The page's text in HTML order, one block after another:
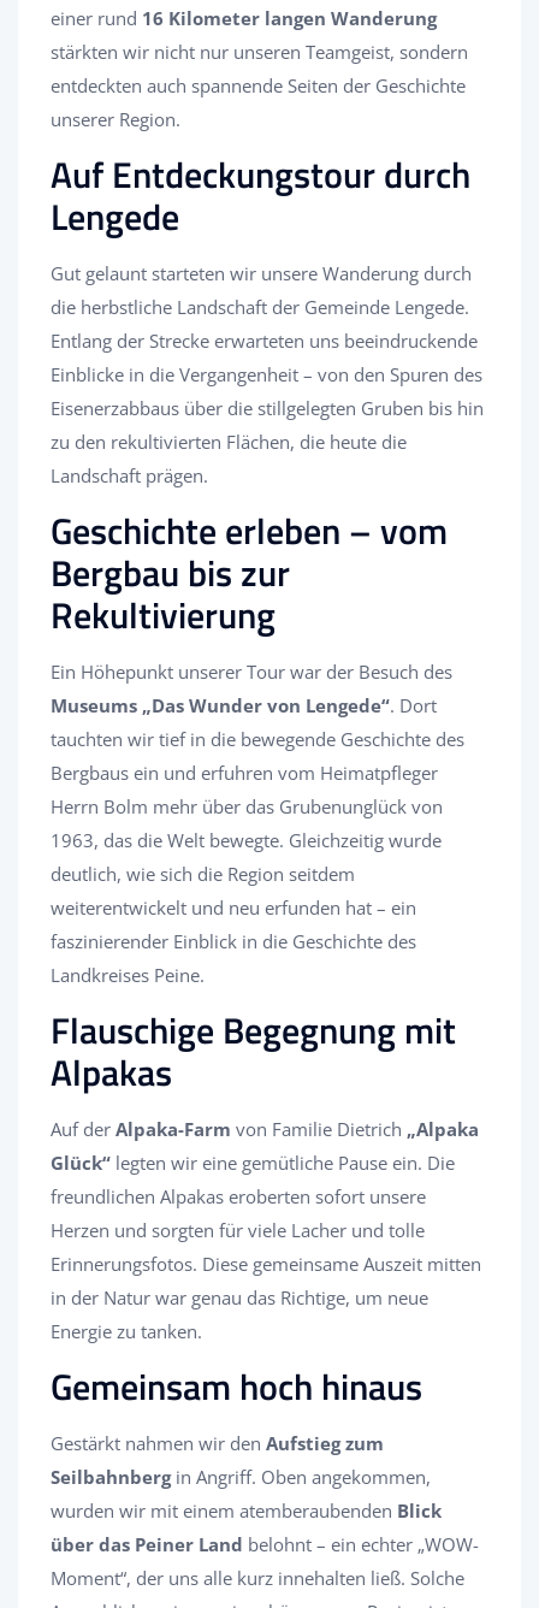
einer rund 16 Kilometer langen Wanderung
stärkten wir nicht nur unseren Teamgeist, sondern
entdeckten auch spannende Seiten der Geschichte
unserer Region.
Auf Entdeckungstour durch
Lengede
Gut gelaunt starteten wir unsere Wanderung durch
die herbstliche Landschaft der Gemeinde Lengede.
Entlang der Strecke erwarteten uns beeindruckende
Einblicke in die Vergangenheit – von den Spuren des
Eisenerzabbaus über die stillgelegten Gruben bis hin
zu den rekultivierten Flächen, die heute die
Landschaft prägen.
Geschichte erleben – vom
Bergbau bis zur
Rekultivierung
Ein Höhepunkt unserer Tour war der Besuch des
Museums „Das Wunder von Lengede“. Dort
tauchten wir tief in die bewegende Geschichte des
Bergbaus ein und erfuhren vom Heimatpfleger
Herrn Bolm mehr über das Grubenunglück von
1963, das die Welt bewegte. Gleichzeitig wurde
deutlich, wie sich die Region seitdem
weiterentwickelt und neu erfunden hat – ein
faszinierender Einblick in die Geschichte des
Landkreises Peine.
Flauschige Begegnung mit
Alpakas
Auf der Alpaka-Farm von Familie Dietrich „Alpaka
Glück“ legten wir eine gemütliche Pause ein. Die
freundlichen Alpakas eroberten sofort unsere
Herzen und sorgten für viele Lacher und tolle
Erinnerungsfotos. Diese gemeinsame Auszeit mitten
in der Natur war genau das Richtige, um neue
Energie zu tanken.
Gemeinsam hoch hinaus
Gestärkt nahmen wir den Aufstieg zum
Seilbahnbergin Angriff. Oben angekommen,
wurden wir mit einem atemberaubenden Blick
über das Peiner Land belohnt – ein echter „WOW-
Moment“, der uns alle kurz innehalten ließ. Solche